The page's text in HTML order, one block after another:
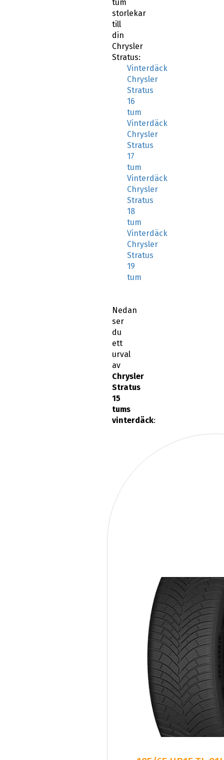
tum
storlekar
till
din
Chrysler
Stratus:
Vinterdäck
Chrysler
Stratus
16
tum
Vinterdäck
Chrysler
Stratus
17
tum
Vinterdäck
Chrysler
Stratus
18
tum
Vinterdäck
Chrysler
Stratus
19
tum
Nedan
ser
du
ett
urval
av
Chrysler
Stratus
15
tums
vinterdäck: